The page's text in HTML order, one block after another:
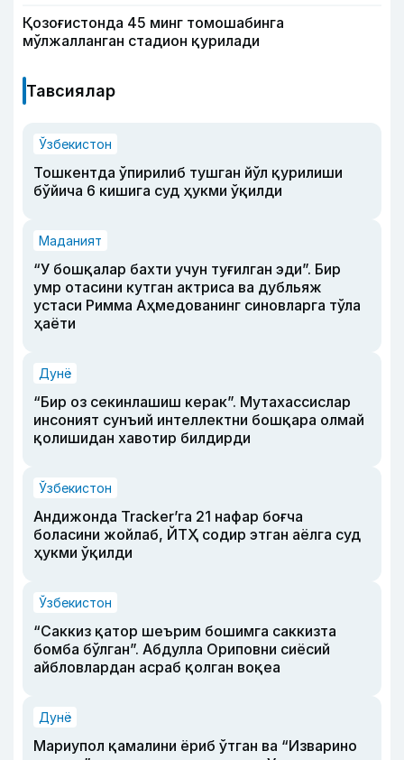
Қозоғистонда 45 минг томошабинга
мўлжалланган стадион қурилади
Тавсиялар
Ўзбекистон
Тошкентда ўпирилиб тушган йўл қурилиши
бўйича 6 кишига суд ҳукми ўқилди
Маданият
“У бошқалар бахти учун туғилган эди”. Бир
умр отасини кутган актриса ва дубльяж
устаси Римма Аҳмедованинг синовларга тўла
ҳаёти
Дунё
“Бир оз секинлашиш керак”. Мутахассислар
инсоният сунъий интеллектни бошқара олмай
қолишидан хавотир билдирди
Ўзбекистон
Андижонда Tracker’га 21 нафар боғча
боласини жойлаб, ЙТҲ содир этган аёлга суд
ҳукми ўқилди
Ўзбекистон
“Саккиз қатор шеърим бошимга саккизта
бомба бўлган”. Абдулла Ориповни сиёсий
айбловлардан асраб қолган воқеа
Дунё
Мариупол қамалини ёриб ўтган ва “Изварино